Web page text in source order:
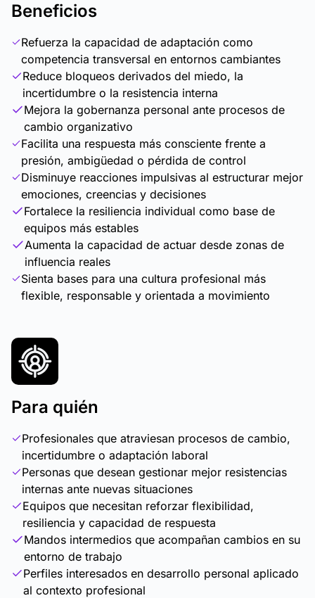
Beneficios
Refuerza la capacidad de adaptación como
competencia transversal en entornos cambiantes
Reduce bloqueos derivados del miedo, la
incertidumbre o la resistencia interna
Mejora la gobernanza personal ante procesos de
cambio organizativo
Facilita una respuesta más consciente frente a
presión, ambigüedad o pérdida de control
Disminuye reacciones impulsivas al estructurar mejor
emociones, creencias y decisiones
Fortalece la resiliencia individual como base de
equipos más estables
Aumenta la capacidad de actuar desde zonas de
influencia reales
Sienta bases para una cultura profesional más
flexible, responsable y orientada a movimiento
Para quién
Profesionales que atraviesan procesos de cambio,
incertidumbre o adaptación laboral
Personas que desean gestionar mejor resistencias
internas ante nuevas situaciones
Equipos que necesitan reforzar flexibilidad,
resiliencia y capacidad de respuesta
Mandos intermedios que acompañan cambios en su
entorno de trabajo
Perfiles interesados en desarrollo personal aplicado
al contexto profesional